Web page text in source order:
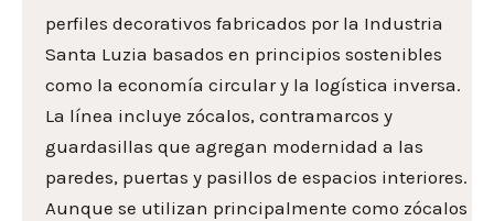
perfiles decorativos fabricados por la Industria
Santa Luzia basados en principios sostenibles
como la economía circular y la logística inversa.
La línea incluye zócalos, contramarcos y
guardasillas que agregan modernidad a las
paredes, puertas y pasillos de espacios interiores.
Aunque se utilizan principalmente como zócalos